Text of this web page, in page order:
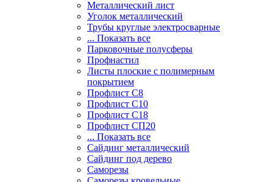
Металлический лист
Уголок металлический
Трубы круглые электросварные
... Показать все
Парковочные полусферы
Профнастил
Листы плоские с полимерным
покрытием
Профлист С8
Профлист С10
Профлист С18
Профлист СП20
... Показать все
Сайдинг металлический
Cайдинг под дерево
Саморезы